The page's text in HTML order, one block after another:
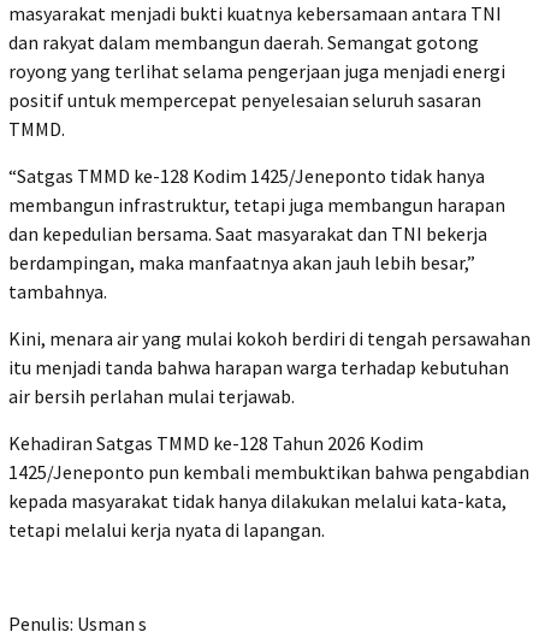
masyarakat menjadi bukti kuatnya kebersamaan antara TNI
dan rakyat dalam membangun daerah. Semangat gotong
royong yang terlihat selama pengerjaan juga menjadi energi
positif untuk mempercepat penyelesaian seluruh sasaran
TMMD.
“Satgas TMMD ke-128 Kodim 1425/Jeneponto tidak hanya
membangun infrastruktur, tetapi juga membangun harapan
dan kepedulian bersama. Saat masyarakat dan TNI bekerja
berdampingan, maka manfaatnya akan jauh lebih besar,”
tambahnya.
Kini, menara air yang mulai kokoh berdiri di tengah persawahan
itu menjadi tanda bahwa harapan warga terhadap kebutuhan
air bersih perlahan mulai terjawab.
Kehadiran Satgas TMMD ke-128 Tahun 2026 Kodim
1425/Jeneponto pun kembali membuktikan bahwa pengabdian
kepada masyarakat tidak hanya dilakukan melalui kata-kata,
tetapi melalui kerja nyata di lapangan.
Penulis: Usman s